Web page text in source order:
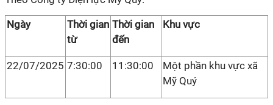
Ngày
Thời gian
từ
Thời gian
đến
Khu vực
22/07/2025 7:30:00 11:30:00
Một phần khu vực xã
Mỹ Quý